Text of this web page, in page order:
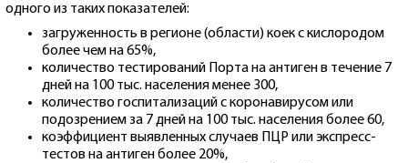
одного из таких показателей:
загруженность в регионе (области) коек с кислородом
более чем на 65%,
количество тестирований Порта на антиген в течение 7
дней на 100 тыс. населения менее 300,
количество госпитализаций с коронавирусом или
подозрением за 7 дней на 100 тыс. населения более 60,
коэффициент выявленных случаев ПЦР или экспресс-
тестов на антиген более 20%,